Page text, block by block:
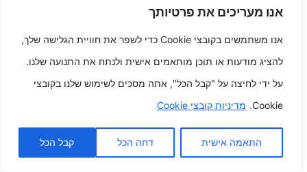
אנו מעריכים את פרטיותך
אנו משתמשים בקובצי Cookie כדי לשפר את חוויית הגלישה שלך,
להציג מודעות או תוכן מותאמים אישית ולנתח את התנועה שלנו.
על ידי לחיצה על "קבל הכל", אתה מסכים לשימוש שלנו בקובצי
Cookie. מדיניות קובצי Cookie
התאמה אישית דחה הכל קבל הכל
קלאסיקה של חפצי נוי עתיקים של
עתיקים מדהימים, שנחשפו ממעמקי
הזמן, מציעה הצצה לאופנה ואומנות